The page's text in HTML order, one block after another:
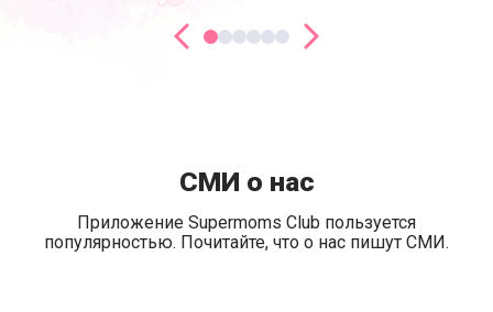
СМИ о нас
Приложение Supermoms Club пользуется
популярностью. Почитайте, что о нас пишут СМИ.